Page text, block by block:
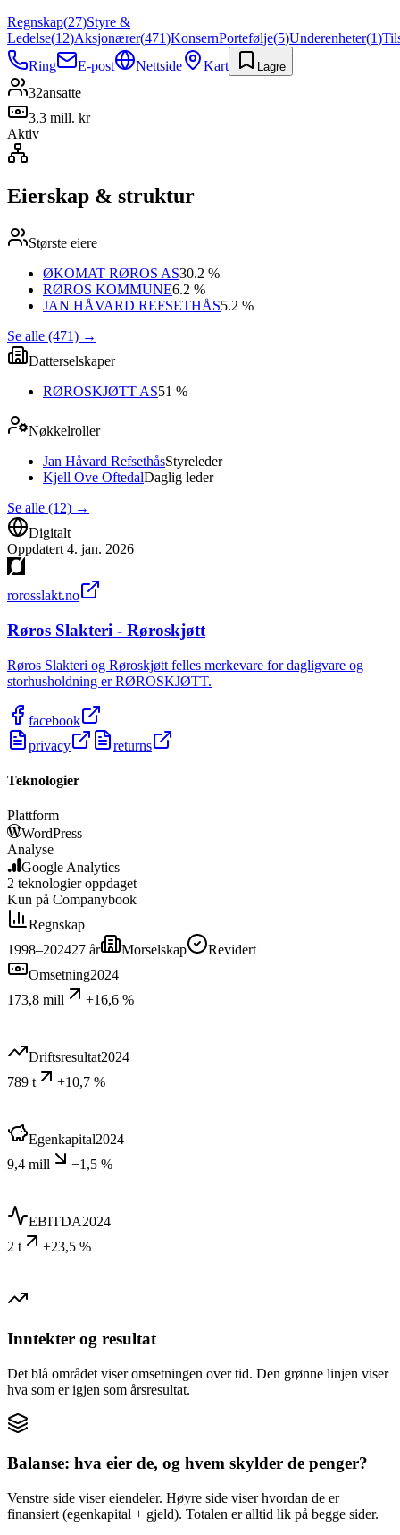
Regnskap(27)Styre &
Ledelse(12)Aksjonærer(471)KonsernPortefølje(5)Underenheter(1)
Ring
E-post Nettside Kart Lagre
32ansatte
3,3 mill. kr
Aktiv
Eierskap & struktur
Største eiere
ØKOMAT RØROS AS30.2 %
RØROS KOMMUNE6.2 %
JAN HÅVARD REFSETHÅS5.2 %
Se alle (471) →
Datterselskaper
RØROSKJØTT AS51 %
Nøkkelroller
Jan Håvard RefsethåsStyreleder
Kjell Ove OftedalDaglig leder
Se alle (12) →
Digitalt
Oppdatert 4. jan. 2026
rorosslakt.no
Røros Slakteri - Røroskjøtt
Røros Slakteri og Røroskjøtt felles merkevare for dagligvare og
storhusholdning er RØROSKJØTT.
facebook
privacy
returns
Teknologier
Plattform
WordPress
Analyse
Google Analytics
2 teknologier oppdaget
Kun på Companybook
Regnskap
1998–202427 år Morselskap
Revidert
Omsetning2024
173,8 mill
+16,6 %
Driftsresultat2024
789 t
+10,7 %
Egenkapital2024
9,4 mill
−1,5 %
EBITDA2024
2 t
+23,5 %
Inntekter og resultat
Det blå området viser omsetningen over tid. Den grønne linjen viser
hva som er igjen som årsresultat.
Balanse: hva eier de, og hvem skylder de penger?
Venstre side viser eiendeler. Høyre side viser hvordan de er
finansiert (egenkapital + gjeld). Totalen er alltid lik på begge sider.